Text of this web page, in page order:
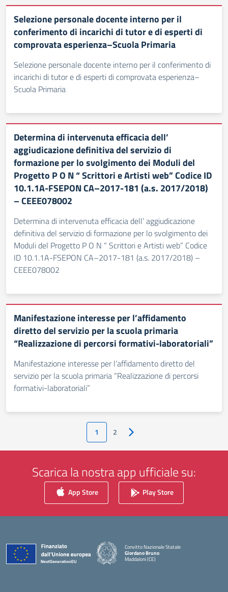
Selezione personale docente interno per il
conferimento di incarichi di tutor e di esperti di
comprovata esperienza–Scuola Primaria
Selezione personale docente interno per il conferimento di
incarichi di tutor e di esperti di comprovata esperienza–
Scuola Primaria
Determina di intervenuta efficacia dell’
aggiudicazione definitiva del servizio di
formazione per lo svolgimento dei Moduli del
Progetto P O N “ Scrittori e Artisti web” Codice ID
10.1.1A-FSEPON CA–2017-181 (a.s. 2017/2018)
– CEEE078002
Determina di intervenuta efficacia dell’ aggiudicazione
definitiva del servizio di formazione per lo svolgimento dei
Moduli del Progetto P O N “ Scrittori e Artisti web” Codice
ID 10.1.1A-FSEPON CA–2017-181 (a.s. 2017/2018) –
CEEE078002
Manifestazione interesse per l’affidamento
diretto del servizio per la scuola primaria
“Realizzazione di percorsi formativi-laboratoriali”
Manifestazione interesse per l’affidamento diretto del
servizio per la scuola primaria “Realizzazione di percorsi
formativi-laboratoriali”
1 2 Pagina successiva
Scarica la nostra app ufficiale su:
App Store Play Store
Convitto Nazionale Statale
Giordano Bruno
Maddaloni (CE)